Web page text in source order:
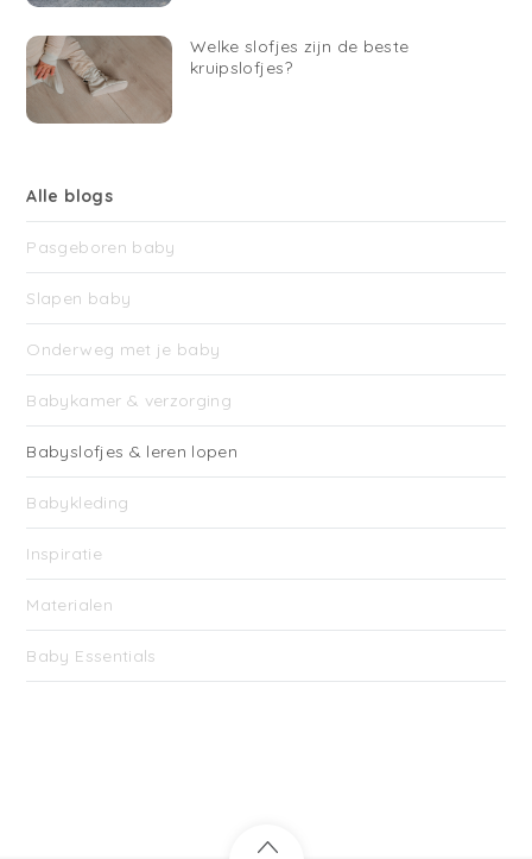
Welke slofjes zijn de beste
kruipslofjes?
Alle blogs
Pasgeboren baby
Slapen baby
Onderweg met je baby
Babykamer & verzorging
Babyslofjes & leren lopen
Babykleding
Inspiratie
Materialen
Baby Essentials